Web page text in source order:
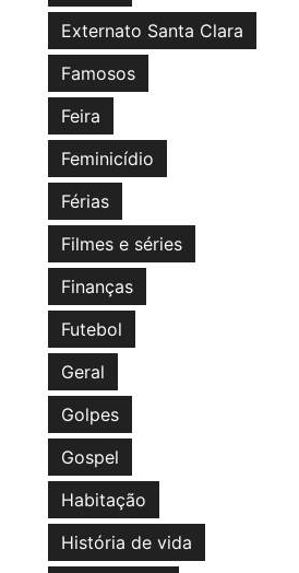
Externato Santa Clara
Famosos
Feira
Feminicídio
Férias
Filmes e séries
Finanças
Futebol
Geral
Golpes
Gospel
Habitação
História de vida